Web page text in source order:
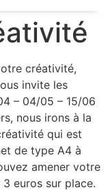
créativité,
invite les
– 04/05 – 15/06
nous irons à la
qui est
de type A4 à
amener votre
euros sur place.